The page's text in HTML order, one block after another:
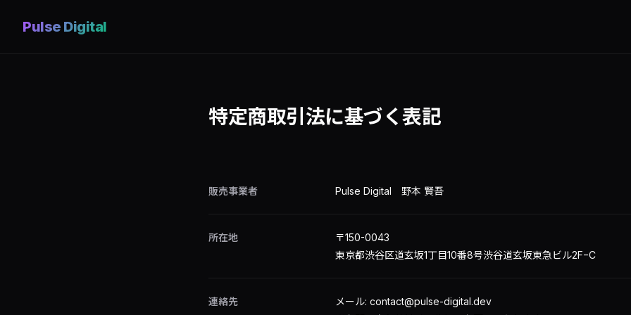
Pulse Digital
特定商取引法に基づく表記
販売事業者 Pulse Digital 野本 賢吾
所在地
〒150-0043
東京都渋谷区道玄坂1丁目10番8号渋谷道玄坂東急ビル2F−C
連絡先
メール: contact@pulse-digital.dev